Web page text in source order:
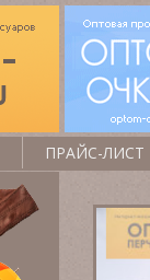
ПРАЙС-ЛИСТ